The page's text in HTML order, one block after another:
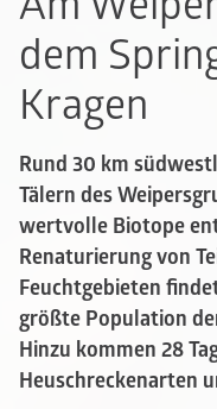
dem
Kragen
Rund 30 km
Tälern des
wertvolle Biotope
Renaturierung von
Feuchtgebieten
größte Population
Hinzu kommen 28
Heuschreckenarten